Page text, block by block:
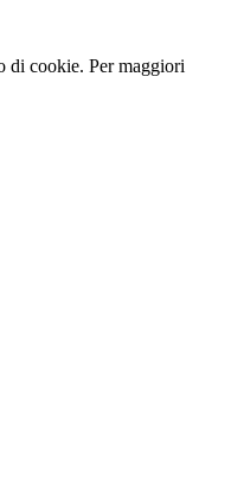
di cookie. Per maggiori